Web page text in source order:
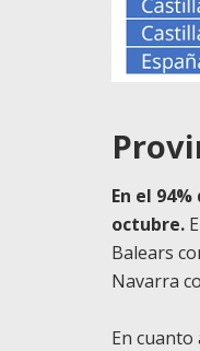
En el
octubre.
Balears
Navarra
En cuanto